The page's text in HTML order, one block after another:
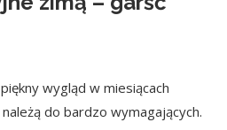
wygląd w miesiącach
do bardzo wymagających.